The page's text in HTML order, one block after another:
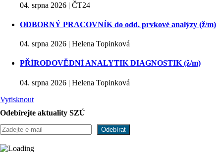
04. srpna 2026 | ČT24
ODBORNÝ PRACOVNÍK do odd. prvkové analýzy (ž/m)
04. srpna 2026 | Helena Topinková
PŘÍRODOVĚDNÍ ANALYTIK DIAGNOSTIK (ž/m)
04. srpna 2026 | Helena Topinková
Vytisknout
Odebírejte aktuality SZÚ